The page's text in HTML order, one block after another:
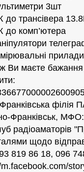
3шт
трансівера
до комп’ютера
прилади
Ви маєте бажання
філія
Франківськ,
радіоаматорів
щодо
819 86 18, 096